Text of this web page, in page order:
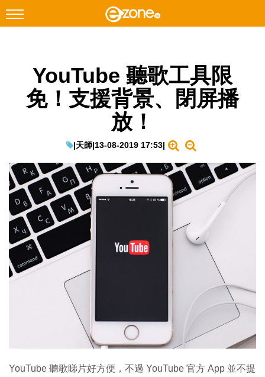
Facebook Instagram
科技焦點
教學評測
EduTech
IT Times
生成式AI與雲端應用
Enterprise Digital Transformation
特集
YouTube 聽歌工具限
免！支援背景、閉屏播
放！
|天師|13-08-2019 17:53|
YouTube 聽歌睇片好方便，不過 YouTube 官方 App 並不提